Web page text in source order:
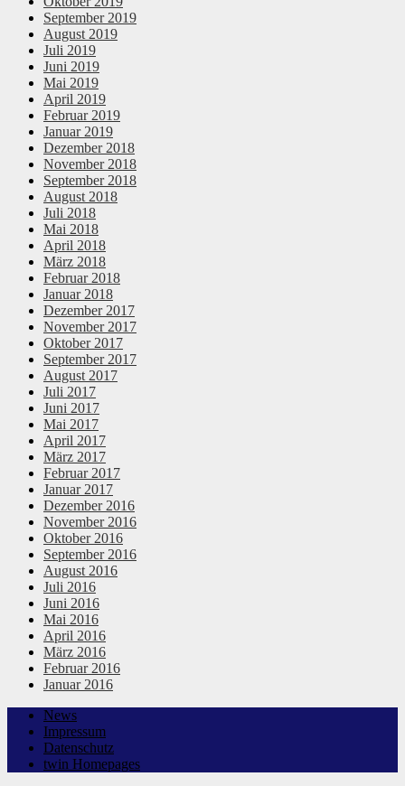
September 2019
August 2019
Juli 2019
Juni 2019
Mai 2019
April 2019
Februar 2019
Januar 2019
Dezember 2018
November 2018
September 2018
August 2018
Juli 2018
Mai 2018
April 2018
März 2018
Februar 2018
Januar 2018
Dezember 2017
November 2017
Oktober 2017
September 2017
August 2017
Juli 2017
Juni 2017
Mai 2017
April 2017
März 2017
Februar 2017
Januar 2017
Dezember 2016
November 2016
Oktober 2016
September 2016
August 2016
Juli 2016
Juni 2016
Mai 2016
April 2016
März 2016
Februar 2016
Januar 2016
News
Impressum
Datenschutz
twin Homepages